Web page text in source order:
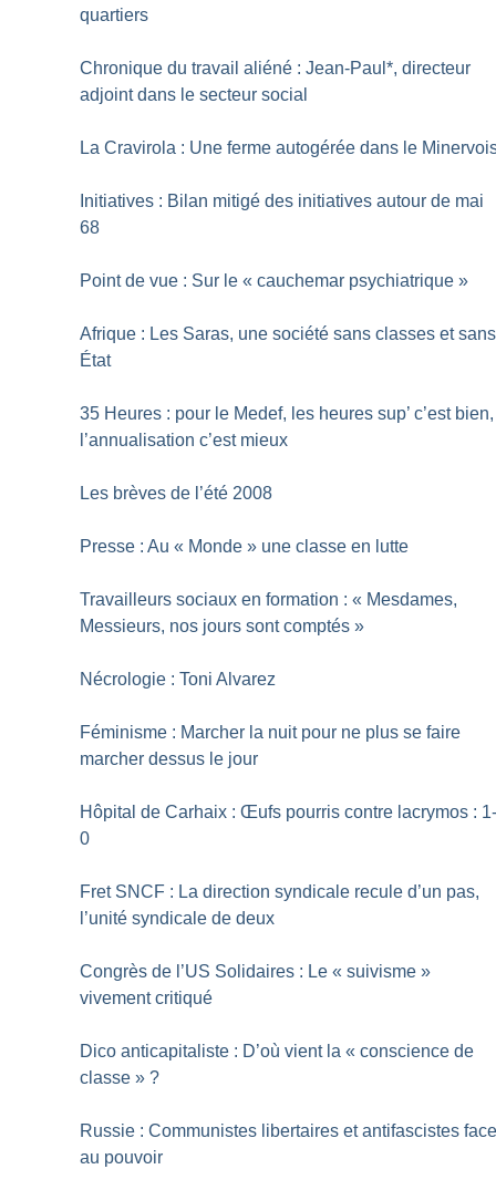
quartiers
Chronique du travail aliéné : Jean-Paul*, directeur
adjoint dans le secteur social
La Cravirola : Une ferme autogérée dans le
Initiatives : Bilan mitigé des initiatives autour de mai
68
Point de vue : Sur le « cauchemar psychiatrique »
Afrique : Les Saras, une société sans classes et sans
État
35 Heures : pour le Medef, les heures sup’ c’est bien,
l’annualisation c’est mieux
Les brèves de l’été 2008
Presse : Au « Monde » une classe en lutte
Travailleurs sociaux en formation : « Mesdames,
Messieurs, nos jours sont comptés »
Nécrologie : Toni Alvarez
Féminisme : Marcher la nuit pour ne plus se faire
marcher dessus le jour
Hôpital de Carhaix : Œufs pourris contre lacrymos :
0
Fret SNCF : La direction syndicale recule d’un pas,
l’unité syndicale de deux
Congrès de l’US Solidaires : Le « suivisme »
vivement critiqué
Dico anticapitaliste : D’où vient la « conscience de
classe » ?
Russie : Communistes libertaires et antifascistes
au pouvoir